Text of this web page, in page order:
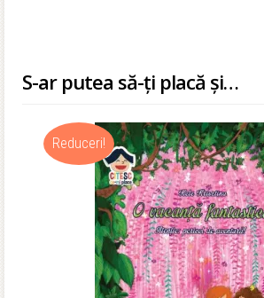
S-ar putea să-ți placă și…
Reduceri!